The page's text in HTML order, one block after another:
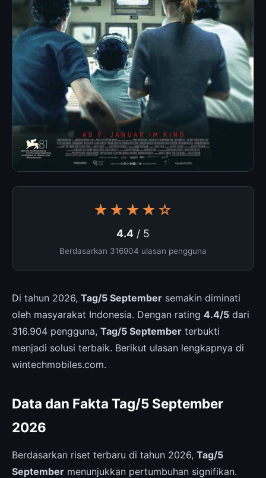
★★★★☆
4.4 / 5
Berdasarkan 316904 ulasan pengguna
Di tahun 2026, Tag/5 September semakin diminati
oleh masyarakat Indonesia. Dengan rating 4.4/5 dari
316.904 pengguna, Tag/5 September terbukti
menjadi solusi terbaik. Berikut ulasan lengkapnya di
wintechmobiles.com.
Data dan Fakta Tag/5 September
2026
Berdasarkan riset terbaru di tahun 2026, Tag/5
September menunjukkan pertumbuhan signifikan.